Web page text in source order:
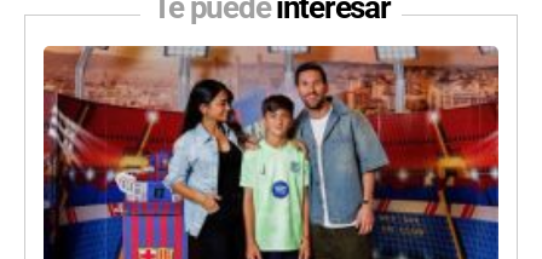
Te puedeinteresar